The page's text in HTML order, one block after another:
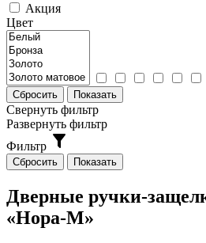
Акция
Цвет
Свернуть фильтр
Развернуть фильтр
Фильтр
Дверные ручки-
«Нора-М»